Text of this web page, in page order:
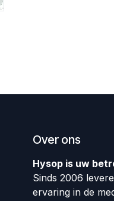
Over ons
Hysop is uw
Sinds 2006
ervaring in de